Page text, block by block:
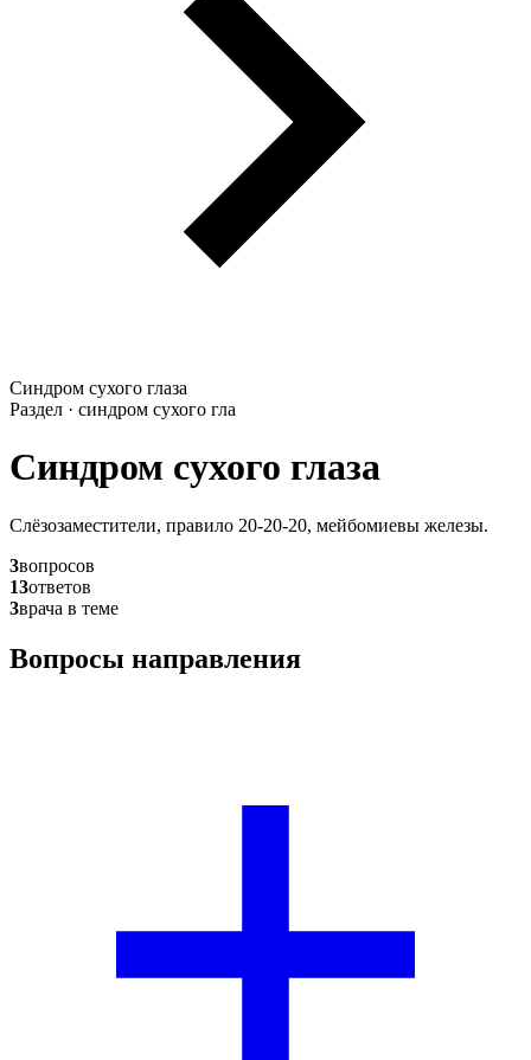
Синдром сухого глаза
Раздел · синдром сухого гла
Синдром сухого глаза
Слёзозаместители, правило 20-20-20, мейбомиевы железы.
3вопросов
13ответов
3врача в теме
Вопросы направления